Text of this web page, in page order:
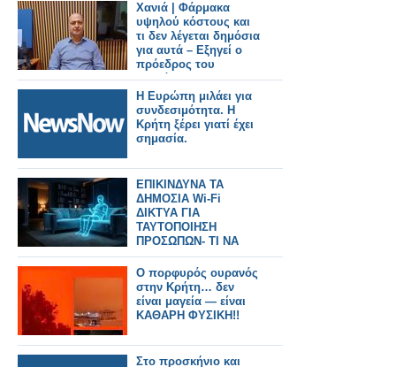
Χανιά | Φάρμακα
υψηλού κόστους και
τι δεν λέγεται δημόσια
για αυτά – Εξηγεί ο
πρόεδρος του
Συλλόγου
Φαρμακοποιών
Μανώλης
Κατσαράκης
Η Ευρώπη μιλάει για
συνδεσιμότητα. Η
Κρήτη ξέρει γιατί έχει
σημασία.
ΕΠΙΚΙΝΔΥΝΑ ΤΑ
ΔΗΜΟΣΙΑ Wi‑Fi
ΔΙΚΤΥΑ ΓΙΑ
ΤΑΥΤΟΠOΙΗΣΗ
ΠΡΟΣΩΠΩΝ- ΤΙ ΝΑ
ΞΕΡΕΤΕ
Ο πορφυρός ουρανός
στην Κρήτη… δεν
είναι μαγεία — είναι
ΚΑΘΑΡΗ ΦΥΣΙΚΗ!!
Στο προσκήνιο και